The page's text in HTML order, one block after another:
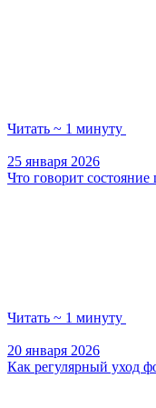
Читать ~ 1 минуту
25 января 2026
Что говорит
Читать ~ 1 минуту
20 января 2026
Как регулярный уход